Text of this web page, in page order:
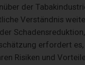
der
Verständnis
erfordert
Risiken und